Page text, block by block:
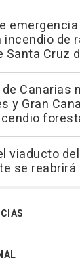
incendio de
Santa Cruz
de Canarias
y Gran
viaducto
se